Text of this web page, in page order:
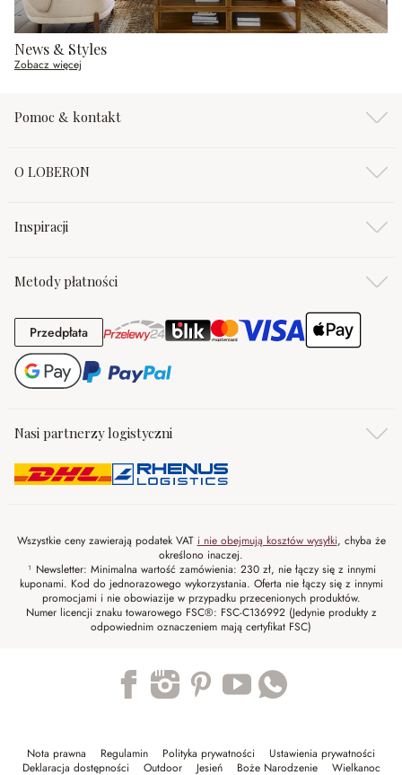
News & Styles
Zobacz więcej
Pomoc & kontakt
O LOBERON
Inspiracji
Metody płatności
PrzedpłataPrzedpłata
Nasi partnerzy logistyczni
Wszystkie ceny zawierają podatek VAT i nie obejmują kosztów wysyłki, chyba że
określono inaczej.
¹ Newsletter: Minimalna wartość zamówienia: 230 zł, nie łączy się z innymi
kuponami. Kod do jednorazowego wykorzystania. Oferta nie łączy się z innymi
promocjami i nie obowiazije w przypadku przecenionych produktów.
Numer licencji znaku towarowego FSC®: FSC-C136992 (Jedynie produkty z
odpowiednim oznaczeniem mają certyfikat FSC)
Nota prawna Regulamin Polityka prywatności
Ustawienia prywatności
Deklaracja dostępności
Outdoor Jesień Boże Narodzenie Wielkanoc